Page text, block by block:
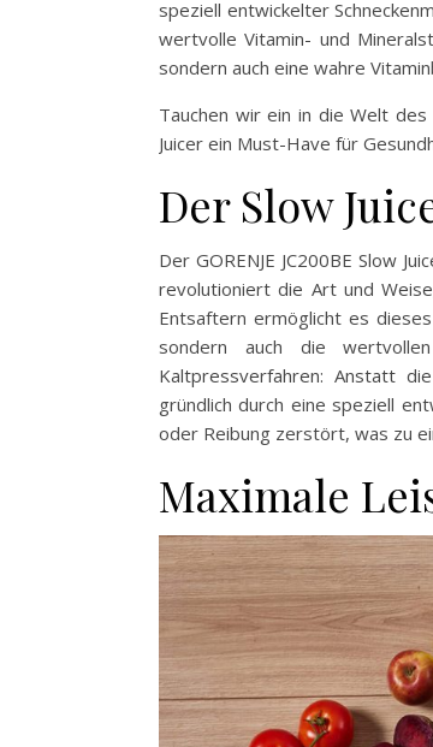
speziell entwickelter
wertvolle Vitamin- und
sondern auch eine wahre
Tauchen wir ein in die Welt des
Juicer ein Must-Have für
Der Slow
Der GORENJE JC200BE Slow
revolutioniert die Art und
Entsaftern ermöglicht es
sondern auch die
Kaltpressverfahren: Anstatt
gründlich durch eine speziell
oder Reibung zerstört, was zu
Maximale